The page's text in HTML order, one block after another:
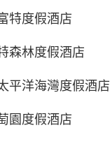
特度假酒店
森林度假酒店
平洋海灣度假酒店
園度假酒店